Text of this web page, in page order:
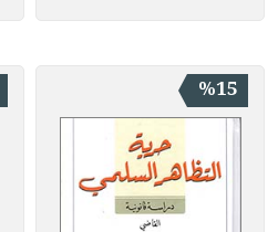
%15